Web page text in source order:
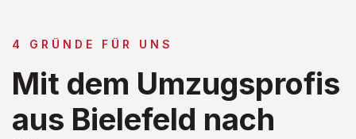
4 GRÜNDE FÜR UNS
Mit dem Umzugsprofis
aus Bielefeld nach